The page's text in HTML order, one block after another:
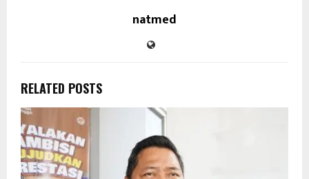
natmed
RELATED POSTS